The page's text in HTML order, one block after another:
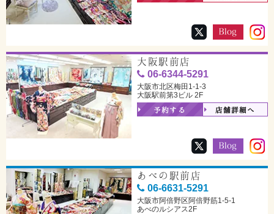
大阪駅前店
06-6344-5291
大阪市北区梅田1-1-3
大阪駅前第3ビル 2F
予約する 店舗詳細へ
あべの駅前店
06-6631-5291
大阪市阿倍野区阿倍野筋1-5-1
あべのルシアス2F